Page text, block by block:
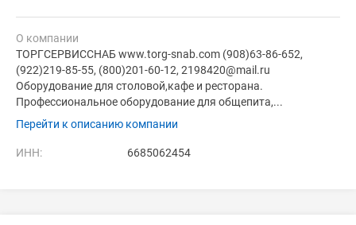
О компании
ТОРГСЕРВИССНАБ www.torg-snab.com (908)63-86-652,
(922)219-85-55, (800)201-60-12, 2198420@mail.ru
Оборудование для столовой,кафе и ресторана.
Профессиональное оборудование для общепита,...
Перейти к описанию компании
ИНН: 6685062454